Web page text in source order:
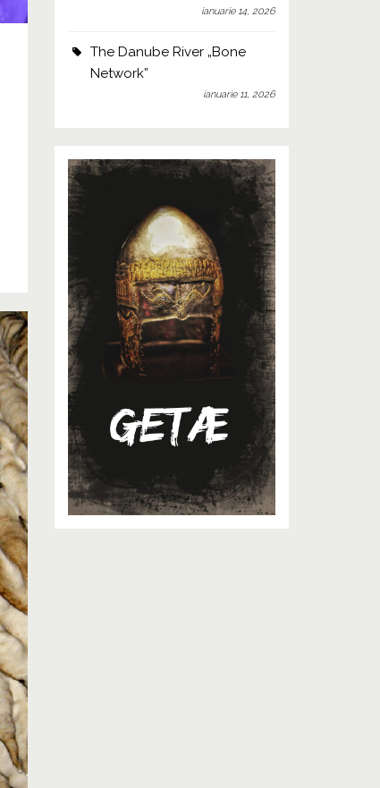
ianuarie 14, 2026
The Danube River „Bone
Network”
ianuarie 11, 2026